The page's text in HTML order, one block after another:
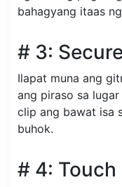
bahagyang itaas
# 3:
Ilapat muna ang
ang piraso sa
clip ang bawat isa
buhok.
# 4: